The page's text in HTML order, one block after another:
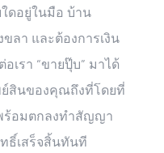
ดอยู่ในมือ บ้าน
ลา และต้องการเงิน
เรา “ขายปุ๊บ” มาได้
ย์สินของคุณถึงที่โดยที่
ร้อมตกลงทำสัญญา
ธิ์เสร็จสิ้นทันที